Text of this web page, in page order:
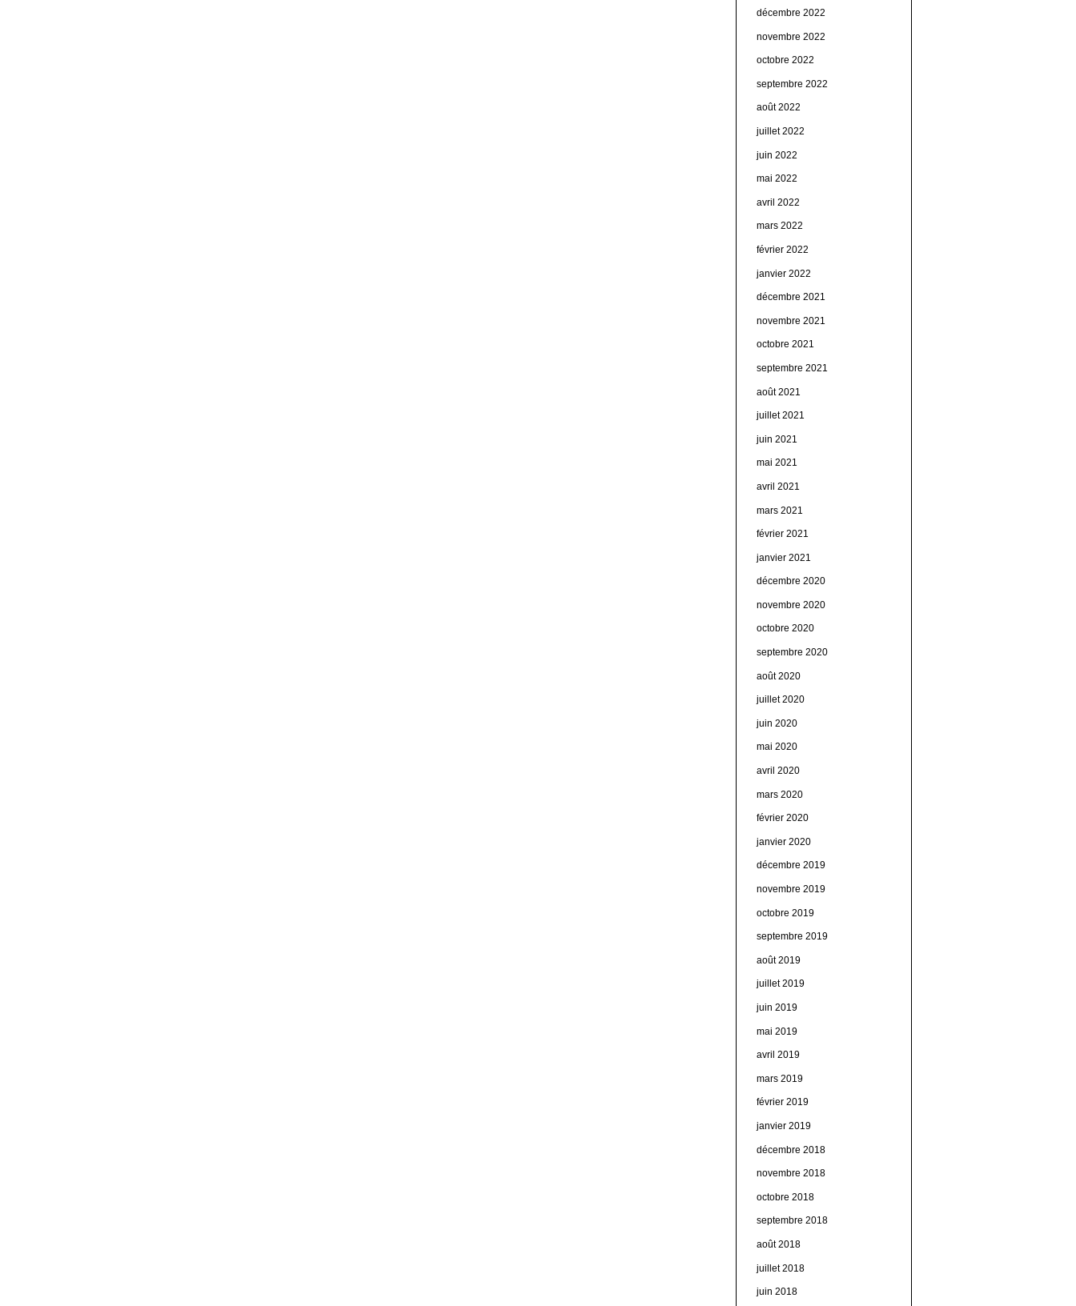
décembre 2022
novembre 2022
octobre 2022
septembre 2022
août 2022
juillet 2022
juin 2022
mai 2022
avril 2022
mars 2022
février 2022
janvier 2022
décembre 2021
novembre 2021
octobre 2021
septembre 2021
août 2021
juillet 2021
juin 2021
mai 2021
avril 2021
mars 2021
février 2021
janvier 2021
décembre 2020
novembre 2020
octobre 2020
septembre 2020
août 2020
juillet 2020
juin 2020
mai 2020
avril 2020
mars 2020
février 2020
janvier 2020
décembre 2019
novembre 2019
octobre 2019
septembre 2019
août 2019
juillet 2019
juin 2019
mai 2019
avril 2019
mars 2019
février 2019
janvier 2019
décembre 2018
novembre 2018
octobre 2018
septembre 2018
août 2018
juillet 2018
juin 2018